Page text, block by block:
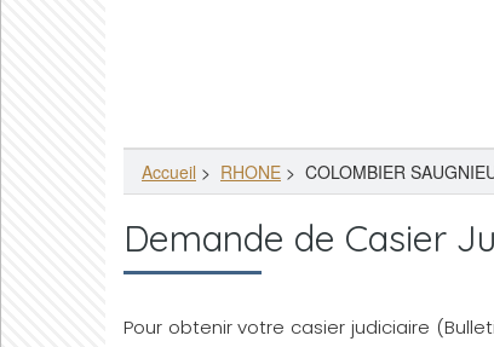
Accueil > RHONE > COLOMBIER
Demande de Casier
Pour obtenir votre casier judiciaire